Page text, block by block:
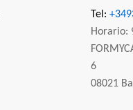
Tel:
Horario:
6
08021